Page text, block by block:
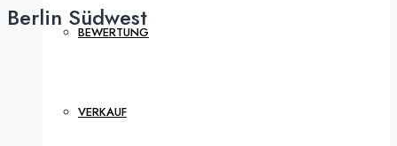
BEWERTUNG
VERKAUF
Berlin Südwest